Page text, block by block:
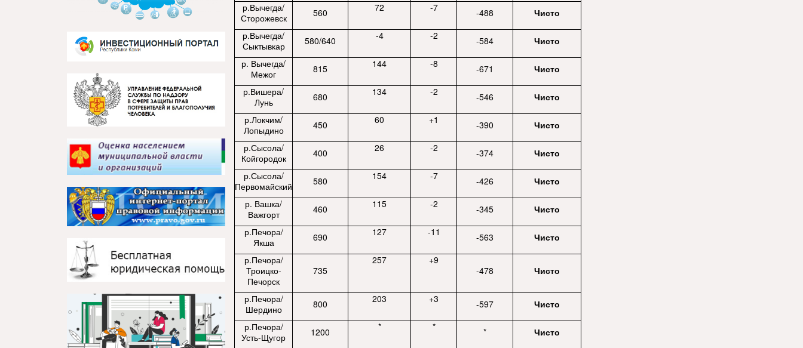
р.Вычегда/
Сторожевск
560 72 -7 -488
Чисто
р.Вычегда/
Сыктывкар
580/640 -4 -2 -584
Чисто
р. Вычегда/
Межог
815 144 -8 -671
Чисто
р.Вишера/
Лунь
680 134 -2 -546
Чисто
р.Локчим/
Лопыдино
450 60 +1 -390
Чисто
р.Сысола/
Койгородок
400 26 -2 -374
Чисто
р.Сысола/
Первомайский
580 154 -7 -426
Чисто
р. Вашка/
Важгорт
460 115 -2 -345
Чисто
р.Печора/
Якша
690 127 -11 -563
Чисто
р.Печора/
Троицко-
Печорск
735
257
+9
-478
Чисто
р.Печора/
Шердино
800 203 +3 -597
Чисто
р.Печора/
Усть-Щугор
1200 * * *
Чисто